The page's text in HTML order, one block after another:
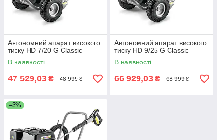
Автономний апарат високого
тиску HD 7/20 G Classic
В наявності
47 529,03 ₴ 48 999 ₴
Автономний апарат високого
тиску HD 9/25 G Classic
В наявності
66 929,03 ₴ 68 999 ₴
–3%